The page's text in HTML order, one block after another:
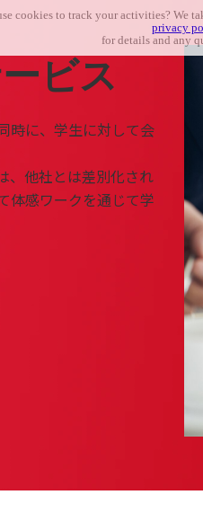
ビス
時に、学生に対して会
、他社とは差別化され
体感ワークを通じて学
cookies to track your activities? We
privacy
for details and any